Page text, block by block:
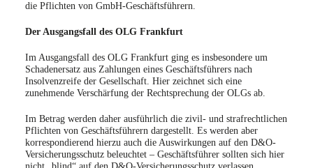
die Pflichten von GmbH-Geschäftsführern.
Der Ausgangsfall des OLG Frankfurt
Im Ausgangsfall des OLG Frankfurt ging es insbesondere um
Schadenersatz aus Zahlungen eines Geschäftsführers nach
Insolvenzreife der Gesellschaft. Hier zeichnet sich eine
zunehmende Verschärfung der Rechtsprechung der OLGs ab.
Im Betrag werden daher ausführlich die zivil- und strafrechtlichen
Pflichten von Geschäftsführern dargestellt. Es werden aber
korrespondierend hierzu auch die Auswirkungen auf den D&O-
Versicherungsschutz beleuchtet – Geschäftsführer sollten sich hier